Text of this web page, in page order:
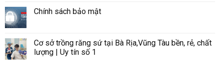
Chính sách bảo mật
Cơ sở trồng răng sứ tại Bà Rịa,Vũng Tàu bền, rẻ, chất
lượng | Uy tín số 1